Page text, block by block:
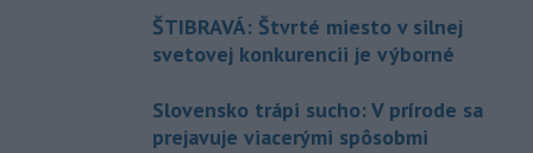
ŠTIBRAVÁ: Štvrté miesto v silnej
svetovej konkurencii je výborné
Slovensko trápi sucho: V prírode sa
prejavuje viacerými spôsobmi